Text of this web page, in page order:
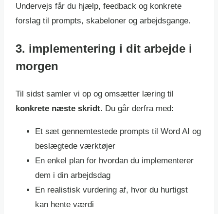
Undervejs får du hjælp, feedback og konkrete
forslag til prompts, skabeloner og arbejdsgange.
3. implementering i dit arbejde i
morgen
Til sidst samler vi op og omsætter læring til
konkrete næste skridt. Du går derfra med:
Et sæt gennemtestede prompts til Word AI og
beslægtede værktøjer
En enkel plan for hvordan du implementerer
dem i din arbejdsdag
En realistisk vurdering af, hvor du hurtigst
kan hente værdi